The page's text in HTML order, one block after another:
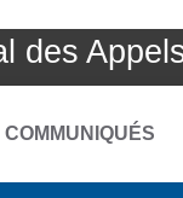
des
COMMUNIQUÉS